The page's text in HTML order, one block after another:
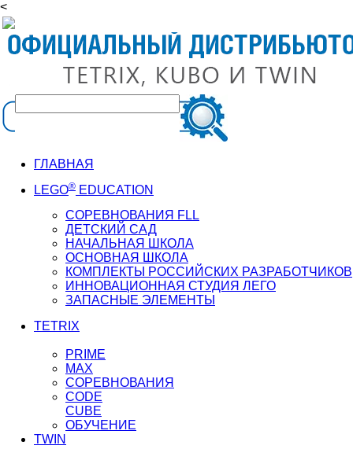
<
ГЛАВНАЯ
LEGO® EDUCATION
СОРЕВНОВАНИЯ FLL
ДЕТСКИЙ САД
НАЧАЛЬНАЯ ШКОЛА
ОСНОВНАЯ ШКОЛА
КОМПЛЕКТЫ РОССИЙСКИХ РАЗРАБОТЧИКОВ
ИННОВАЦИОННАЯ СТУДИЯ ЛЕГО
ЗАПАСНЫЕ ЭЛЕМЕНТЫ
TETRIX
PRIME
MAX
СОРЕВНОВАНИЯ
CODE
CUBE
ОБУЧЕНИЕ
TWIN